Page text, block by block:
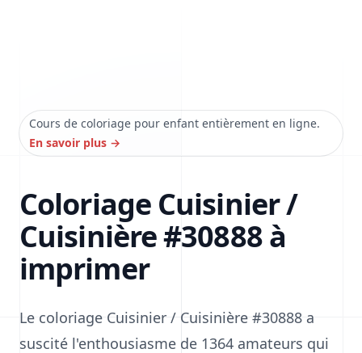
Cours de coloriage pour enfant entièrement en ligne.
En savoir plus →
Coloriage Cuisinier /
Cuisinière #30888 à
imprimer
Le coloriage Cuisinier / Cuisinière #30888 a
suscité l'enthousiasme de 1364 amateurs qui